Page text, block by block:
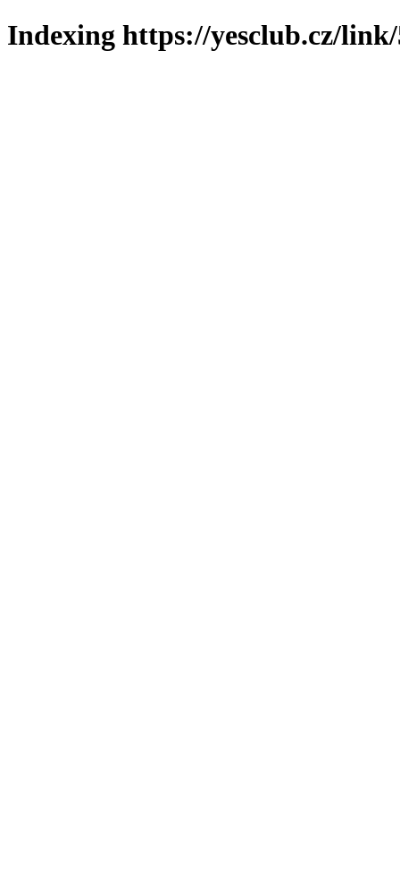
Indexing https://yesclub.cz/link/